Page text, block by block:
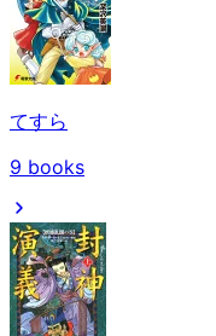
てすら
9 books